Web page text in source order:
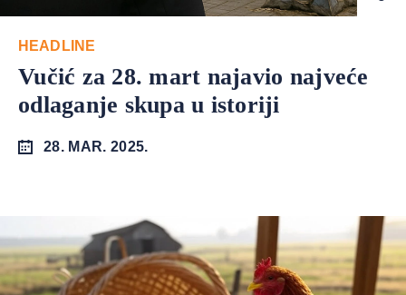
HEADLINE
Vučić za 28. mart najavio najveće
odlaganje skupa u istoriji
28. MAR. 2025.